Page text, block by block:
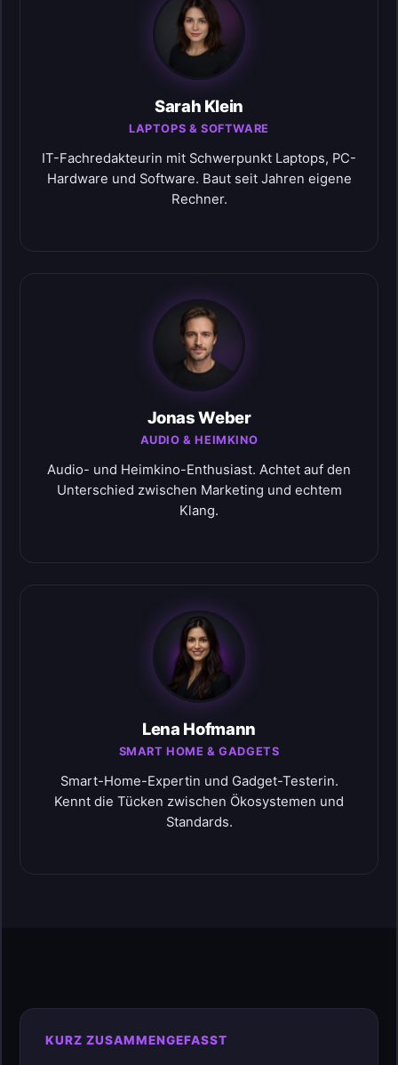
Sarah Klein
LAPTOPS & SOFTWARE
IT-Fachredakteurin mit Schwerpunkt Laptops, PC-
Hardware und Software. Baut seit Jahren eigene
Rechner.
Jonas Weber
AUDIO & HEIMKINO
Audio- und Heimkino-Enthusiast. Achtet auf den
Unterschied zwischen Marketing und echtem
Klang.
Lena Hofmann
SMART HOME & GADGETS
Smart-Home-Expertin und Gadget-Testerin.
Kennt die Tücken zwischen Ökosystemen und
Standards.
KURZ ZUSAMMENGEFASST